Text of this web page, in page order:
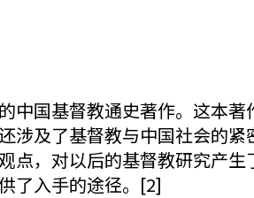
中国基督教通史著作。这本著
涉及了基督教与中国社会的紧
点，对以后的基督教研究产生
了入手的途径。[2]